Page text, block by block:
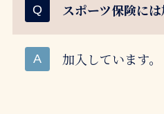
スポーツ保険に
加入しています。